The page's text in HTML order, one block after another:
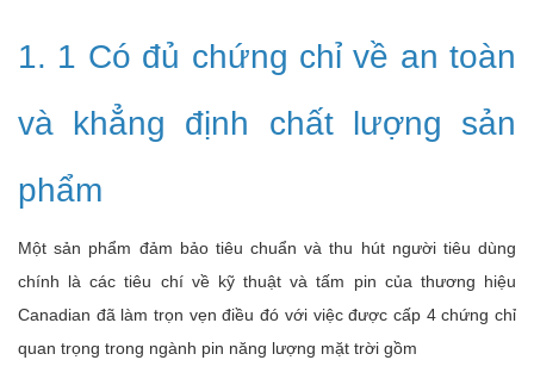
1. 1 Có đủ chứng chỉ về an toàn
và khẳng định chất lượng sản
phẩm
Một sản phẩm đảm bảo tiêu chuẩn và thu hút người tiêu dùng
chính là các tiêu chí về kỹ thuật và tấm pin của thương hiệu
Canadian đã làm trọn vẹn điều đó với việc được cấp 4 chứng chỉ
quan trọng trong ngành pin năng lượng mặt trời gồm